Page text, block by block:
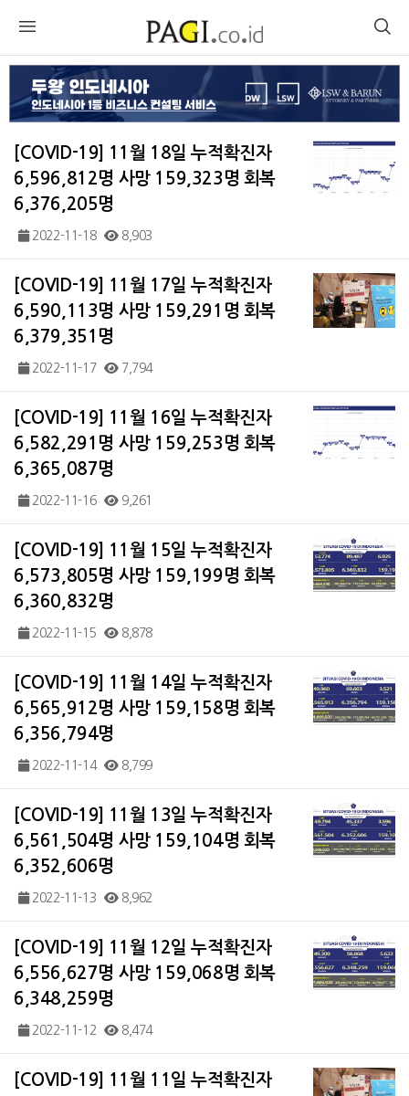
[COVID-19] 11월 18일 누적확진자
6,596,812명 사망 159,323명 회복
6,376,205명
2022-11-18 8,903
[COVID-19] 11월 17일 누적확진자
6,590,113명 사망 159,291명 회복
6,379,351명
2022-11-17 7,794
[COVID-19] 11월 16일 누적확진자
6,582,291명 사망 159,253명 회복
6,365,087명
2022-11-16 9,261
[COVID-19] 11월 15일 누적확진자
6,573,805명 사망 159,199명 회복
6,360,832명
2022-11-15 8,878
[COVID-19] 11월 14일 누적확진자
6,565,912명 사망 159,158명 회복
6,356,794명
2022-11-14 8,799
[COVID-19] 11월 13일 누적확진자
6,561,504명 사망 159,104명 회복
6,352,606명
2022-11-13 8,962
[COVID-19] 11월 12일 누적확진자
6,556,627명 사망 159,068명 회복
6,348,259명
2022-11-12 8,474
[COVID-19] 11월 11일 누적확진자